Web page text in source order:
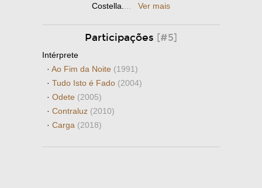
Costella.
Ver mais
Participações [#5]
Intérprete
· Ao Fim da Noite (1991)
· Tudo Isto é Fado (2004)
· Odete (2005)
· Contraluz (2010)
· Carga (2018)